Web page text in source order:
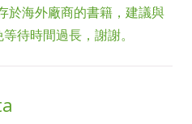
於海外廠商的書籍，建議與
待時間過長，謝謝。